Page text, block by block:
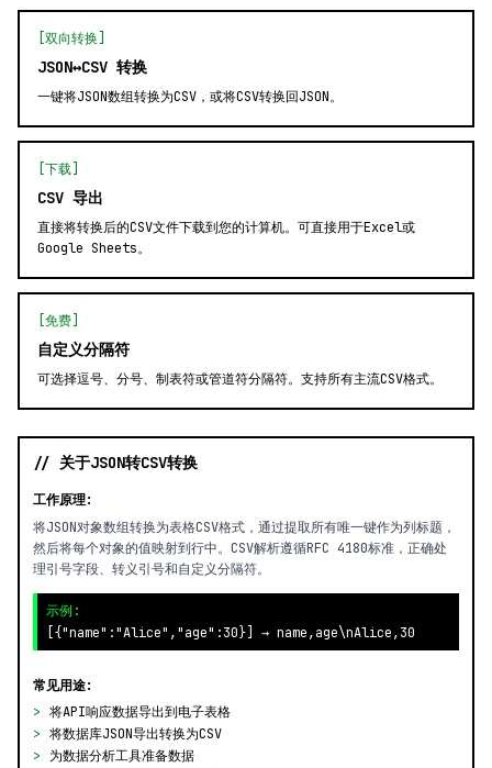
[双向转换]
JSON↔CSV 转换
一键将JSON数组转换为CSV，或将CSV转换回JSON。
[下载]
CSV 导出
直接将转换后的CSV文件下载到您的计算机。可直接用于Excel或
Google Sheets。
[免费]
自定义分隔符
可选择逗号、分号、制表符或管道符分隔符。支持所有主流CSV格式。
// 关于JSON转CSV转换
工作原理:
将JSON对象数组转换为表格CSV格式，通过提取所有唯一键作为列标题，
然后将每个对象的值映射到行中。CSV解析遵循RFC 4180标准，正确处
理引号字段、转义引号和自定义分隔符。
示例:
[{"name":"Alice","age":30}] → name,age\nAlice,30
常见用途:
> 将API响应数据导出到电子表格
> 将数据库JSON导出转换为CSV
>
为数据分析工具准备数据